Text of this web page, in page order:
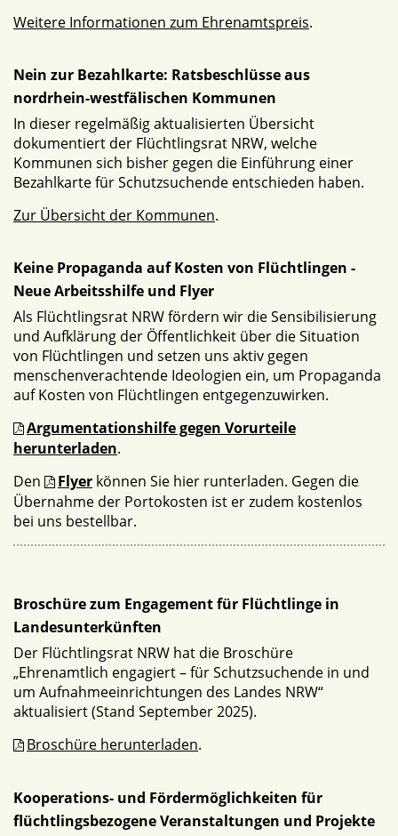
Weitere Informationen zum Ehrenamtspreis.
Nein zur Bezahlkarte: Ratsbeschlüsse aus
nordrhein-westfälischen Kommunen
In dieser regelmäßig aktualisierten Übersicht
dokumentiert der Flüchtlingsrat NRW, welche
Kommunen sich bisher gegen die Einführung einer
Bezahlkarte für Schutzsuchende entschieden haben.
Zur Übersicht der Kommunen.
Keine Propaganda auf Kosten von Flüchtlingen -
Neue Arbeitsshilfe und Flyer
Als Flüchtlingsrat NRW fördern wir die Sensibilisierung
und Aufklärung der Öffentlichkeit über die Situation
von Flüchtlingen und setzen uns aktiv gegen
menschenverachtende Ideologien ein, um Propaganda
auf Kosten von Flüchtlingen entgegenzuwirken.
Argumentationshilfe gegen Vorurteile
herunterladen.
Den
Flyer können Sie hier runterladen. Gegen die
Übernahme der Portokosten ist er zudem kostenlos
bei uns bestellbar.
Broschüre zum Engagement für Flüchtlinge in
Landesunterkünften
Der Flüchtlingsrat NRW hat die Broschüre
„Ehrenamtlich engagiert – für Schutzsuchende in und
um Aufnahmeeinrichtungen des Landes NRW“
aktualisiert (Stand September 2025).
Broschüre herunterladen.
Kooperations- und Fördermöglichkeiten für
flüchtlingsbezogene Veranstaltungen und Projekte